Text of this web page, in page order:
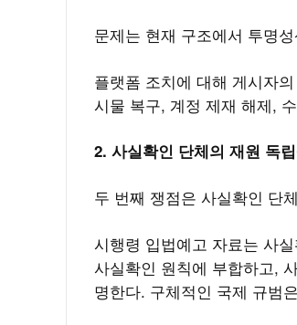
문제는 현재 구조에서 투명
플랫폼 조치에 대해 게시자
시물 복구, 계정 제재 해제,
2. 사실확인 단체의 재원 독
두 번째 쟁점은 사실확인 단
시행령 입법예고 자료는 사
사실확인 원칙에 부합하고,
명한다. 구체적인 국제 규범